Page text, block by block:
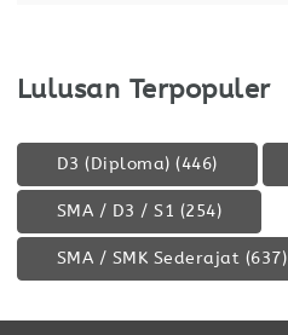
Lulusan Terpopuler
D3 (Diploma) (446)
SMA / D3 / S1 (254)
SMA / SMK Sederajat (637)